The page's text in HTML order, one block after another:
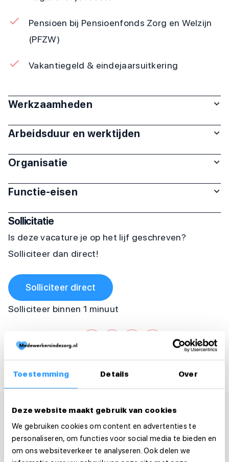
Toestemming Details Over
Deze website maakt gebruik van cookies
We gebruiken cookies om content en advertenties te
personaliseren, om functies voor social media te bieden en
om ons websiteverkeer te analyseren. Ook delen we
Pensioen bij Pensioenfonds Zorg en Welzijn
(PFZW)
Vakantiegeld & eindejaarsuitkering
Werkzaamheden
Arbeidsduur en werktijden
Organisatie
Functie-eisen
Sollicitatie
Is deze vacature je op het lijf geschreven?
Solliciteer dan direct!
Solliciteer direct
Solliciteer binnen 1 minuut
Deel deze vacature: